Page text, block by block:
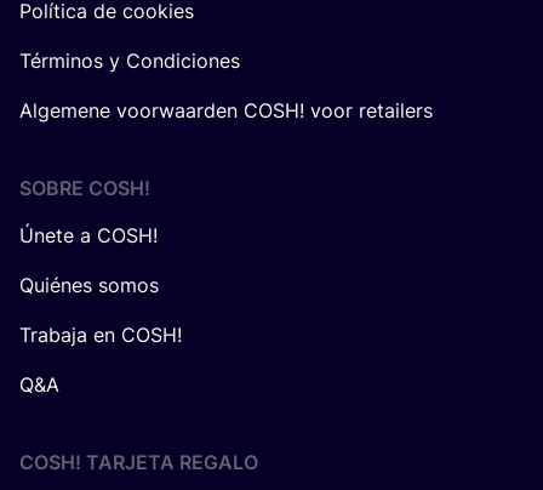
Política de cookies
Términos y Condiciones
Algemene voorwaarden COSH! voor retailers
SOBRE COSH!
Únete a COSH!
Quiénes somos
Trabaja en COSH!
Q&A
COSH! TARJETA REGALO